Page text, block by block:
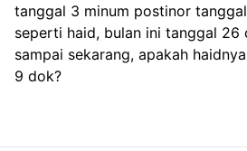
tanggal 3 minum postinor
seperti haid, bulan ini tanggal 26
sampai sekarang, apakah
9 dok?